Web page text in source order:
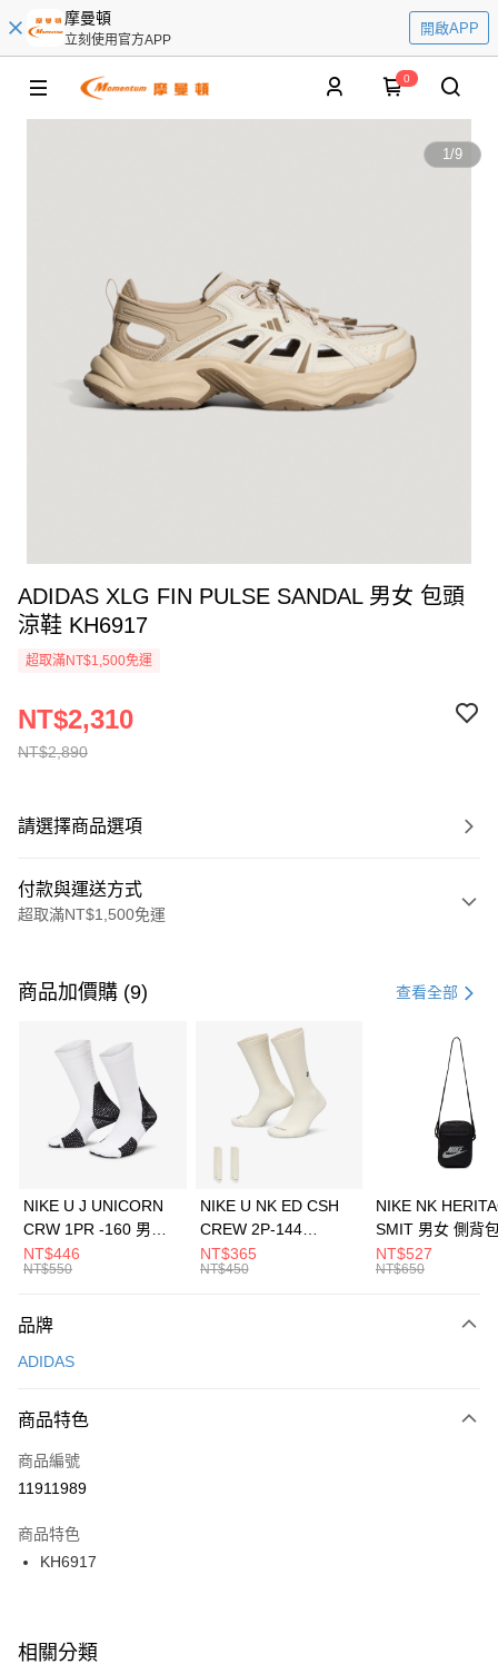
摩曼頓
立刻使用官方APP
開啟APP
0
1/9
ADIDAS XLG FIN PULSE SANDAL 男女 包頭
涼鞋 KH6917
超取滿NT$1,500免運
NT$2,890
NT$2,310
請選擇商品選項
付款與運送方式
超取滿NT$1,500免運
信用卡一次付款
3 期 0 利率 每期 21家銀行
合作金庫商業銀行
第一商業銀行
華南商業銀行
彰化商業銀行
上海商業儲蓄銀行
元大商業銀行
台灣樂天信用卡公司
Apple Pay
全盈+PAY
AFTEE先享後付
【關於「AFTEE先享後付」】
便利好安心！
３．安心：先確認商品／服務後，再付款。
【「AFTEE先享後付」結帳流程】
１．於結帳方式選擇「AFTEE先享後付」後，將跳轉至「AFTEE先享後付」
２．訂單成立數日內，您將收到繳費通知簡訊。
３．收到繳費通知簡訊後14天內，點擊此簡訊中的連結，可透過四大超商／
ATM／網路銀行／等多元方式進行付款，方視為交易完成。
※ 交易是否成功請以「AFTEE先享後付 」之結帳頁面顯示為準，若有關於
是否繳費成功／繳費後需取消欲退款等相關疑問，請聯繫「AFTEE先享後付
運送方式
每筆NT$100，滿NT$1,500(含以上)免運費
宅配
每筆NT$100，滿NT$1,500(含以上)免運費
付款後門市自取
每筆NT$100，滿NT$1,500(含以上)免運費
商品加價購 (9) 查看全部
NIKE U J UNICORN
CRW 1PR -160 男女
中統襪 FZ3393100
NT$446
NT$550
NIKE U NK ED CSH
CREW 2P-144
EMBRDY 男女 短統襪
FZ3073133
NT$365
NT$450
NIKE NK
SMIT 男女 側背
BA5871010
NT$527
NT$650
品牌
ADIDAS
商品特色
商品編號
11911989
商品特色
KH6917
相關分類